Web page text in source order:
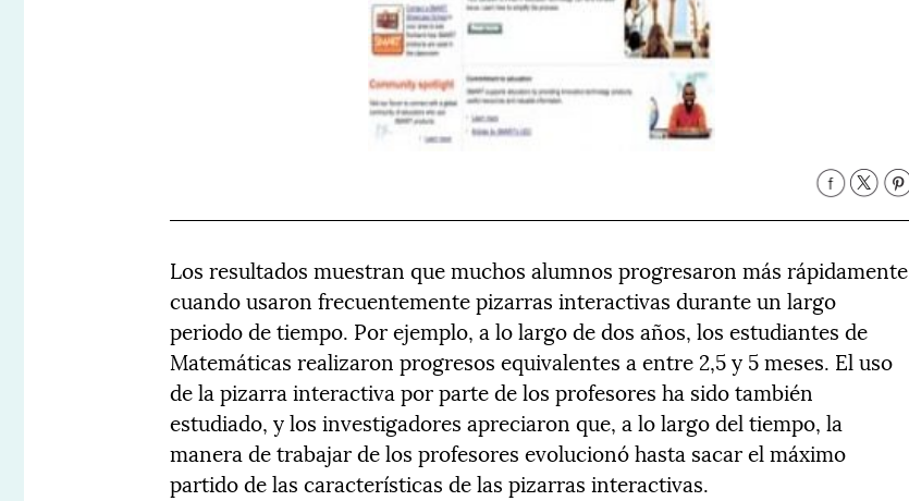
Los resultados muestran que muchos alumnos progresaron más rápidamente
cuando usaron frecuentemente pizarras interactivas durante un largo
periodo de tiempo. Por ejemplo, a lo largo de dos años, los estudiantes de
Matemáticas realizaron progresos equivalentes a entre 2,5 y 5 meses. El uso
de la pizarra interactiva por parte de los profesores ha sido también
estudiado, y los investigadores apreciaron que, a lo largo del tiempo, la
manera de trabajar de los profesores evolucionó hasta sacar el máximo
partido de las características de las pizarras interactivas.